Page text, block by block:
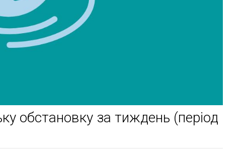
обстановку за тиждень (період